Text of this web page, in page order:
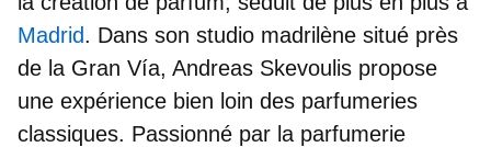
Madrid. Dans son studio madrilène situé près
de la Gran Vía, Andreas Skevoulis propose
une expérience bien loin des parfumeries
classiques. Passionné par la parfumerie